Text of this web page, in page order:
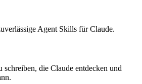
Agent Skills für Claude.
die Claude entdecken und